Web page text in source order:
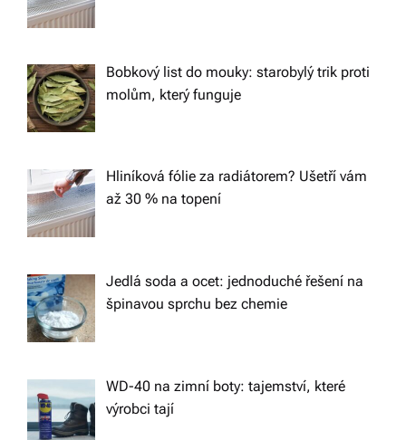
i
g
a
t
i
o
n
Bobkový list do mouky: starobylý trik proti
molům, který funguje
Hliníková fólie za radiátorem? Ušetří vám
až 30 % na topení
Jedlá soda a ocet: jednoduché řešení na
špinavou sprchu bez chemie
WD-40 na zimní boty: tajemství, které
výrobci tají